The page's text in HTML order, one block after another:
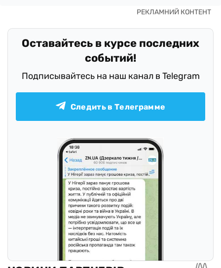
Оставайтесь в курсе последних
событий!
Подписывайтесь на наш канал в Telegram
Следить в Телеграмме